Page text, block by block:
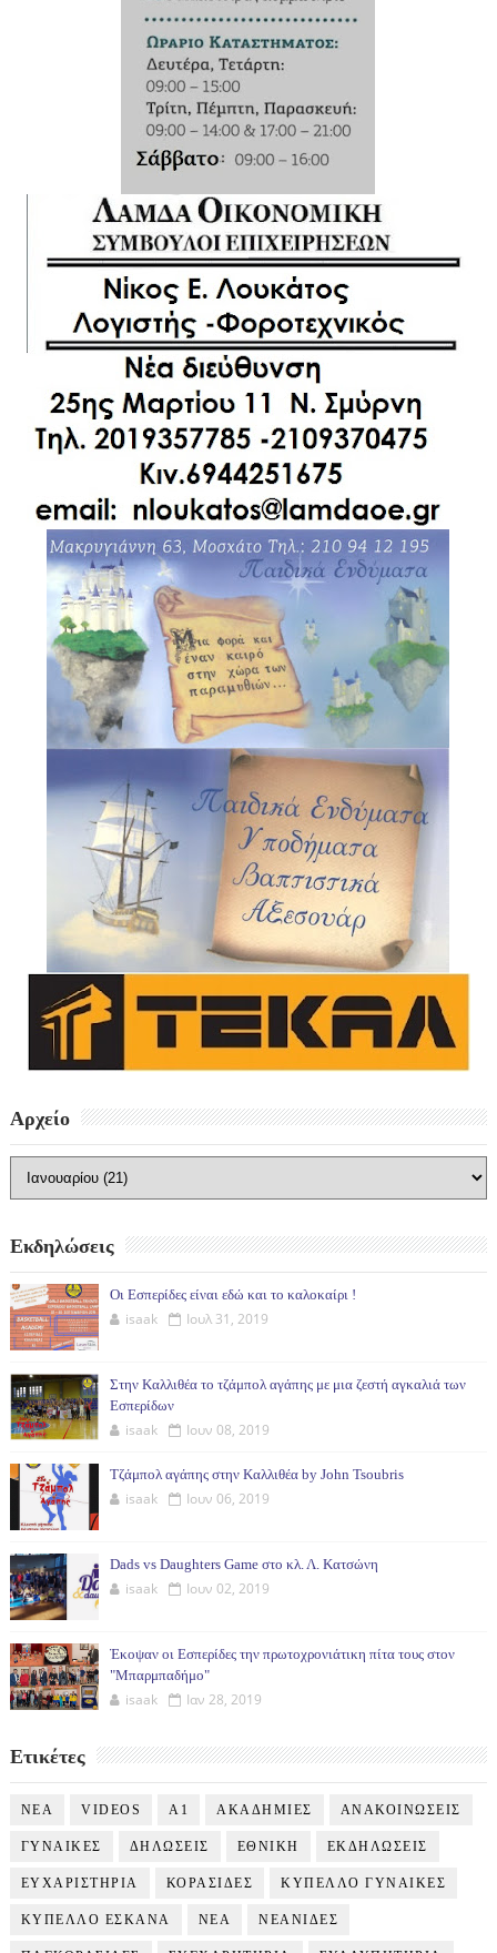
Αρχείο
Εκδηλώσεις
Οι Εσπερίδες είναι εδώ και το καλοκαίρι !
isaak Ιουλ 31, 2019
Στην Καλλιθέα το τζάμπολ αγάπης με μια ζεστή αγκαλιά των
Εσπερίδων
isaak Ιουν 08, 2019
Τζάμπολ αγάπης στην Καλλιθέα by John Tsoubris
isaak Ιουν 06, 2019
Dads vs Daughters Game στο κλ. Λ. Κατσώνη
isaak Ιουν 02, 2019
Έκοψαν οι Εσπερίδες την πρωτοχρονιάτικη πίτα τους στον
"Μπαρμπαδήμο"
isaak Ιαν 28, 2019
Ετικέτες
NEA VIDEOS Α1 ΑΚΑΔΗΜΙΕΣ ΑΝΑΚΟΙΝΩΣΕΙΣ
ΓΥΝΑΙΚΕΣ ΔΗΛΩΣΕΙΣ ΕΘΝΙΚΗ ΕΚΔΗΛΩΣΕΙΣ
ΕΥΧΑΡΙΣΤΗΡΙΑ ΚΟΡΑΣΙΔΕΣ ΚΥΠΕΛΛΟ ΓΥΝΑΙΚΕΣ
ΚΥΠΕΛΛΟ ΕΣΚΑΝΑ ΝΕΑ ΝΕΑΝΙΔΕΣ